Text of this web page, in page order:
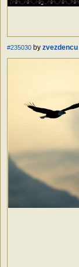
#235030 by zvezdencu